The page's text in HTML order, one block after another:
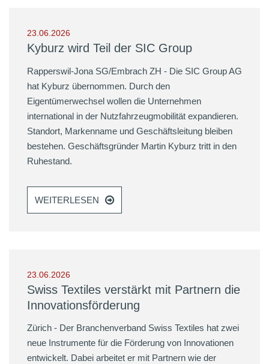
23.06.2026
Kyburz wird Teil der SIC Group
Rapperswil-Jona SG/Embrach ZH - Die SIC Group AG
hat Kyburz übernommen. Durch den
Eigentümerwechsel wollen die Unternehmen
international in der Nutzfahrzeugmobilität expandieren.
Standort, Markenname und Geschäftsleitung bleiben
bestehen. Geschäftsgründer Martin Kyburz tritt in den
Ruhestand.
WEITERLESEN
23.06.2026
Swiss Textiles verstärkt mit Partnern die
Innovationsförderung
Zürich - Der Branchenverband Swiss Textiles hat zwei
neue Instrumente für die Förderung von Innovationen
entwickelt. Dabei arbeitet er mit Partnern wie der